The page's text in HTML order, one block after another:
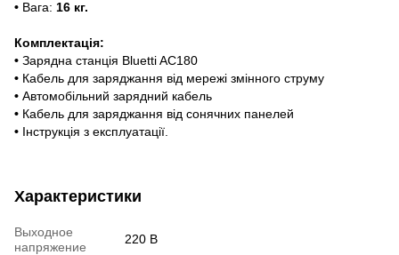
• Вага: 16 кг.
Комплектація:
• Зарядна станція Bluetti AC180
• Кабель для заряджання від мережі змінного струму
• Автомобільний зарядний кабель
• Кабель для заряджання від сонячних панелей
• Інструкція з експлуатації.
Характеристики
Выходное
напряжение
220 В